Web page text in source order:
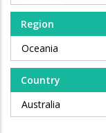
Region
Oceania
Country
Australia